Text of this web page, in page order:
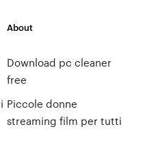
About
Download pc cleaner
free
Piccole donne
streaming film per tutti